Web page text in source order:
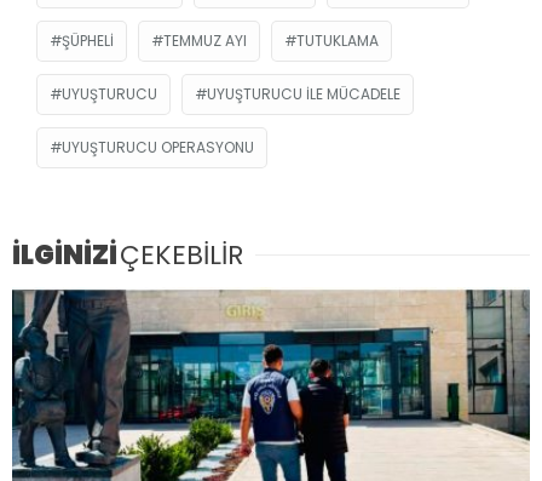
ŞÜPHELI TEMMUZ AYI TUTUKLAMA
UYUŞTURUCU UYUŞTURUCU ILE MÜCADELE
UYUŞTURUCU OPERASYONU
İLGİNİZİÇEKEBİLİR